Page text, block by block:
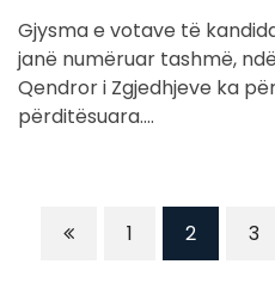
Gjysma e votave të
janë numëruar tashmë,
Qendror i Zgjedhjeve ka
përditësuara.…
1 2 3